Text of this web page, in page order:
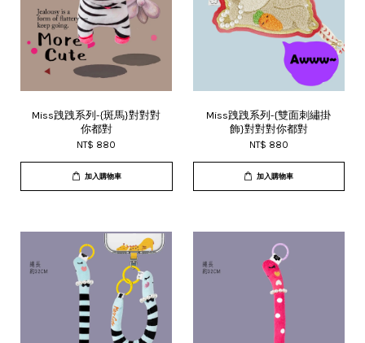
Miss跩跩系列-{斑馬}對對對
你都對
NT$ 880
加入購物車
Miss跩跩系列-{雙面刺繡掛
飾}對對對你都對
NT$ 880
加入購物車